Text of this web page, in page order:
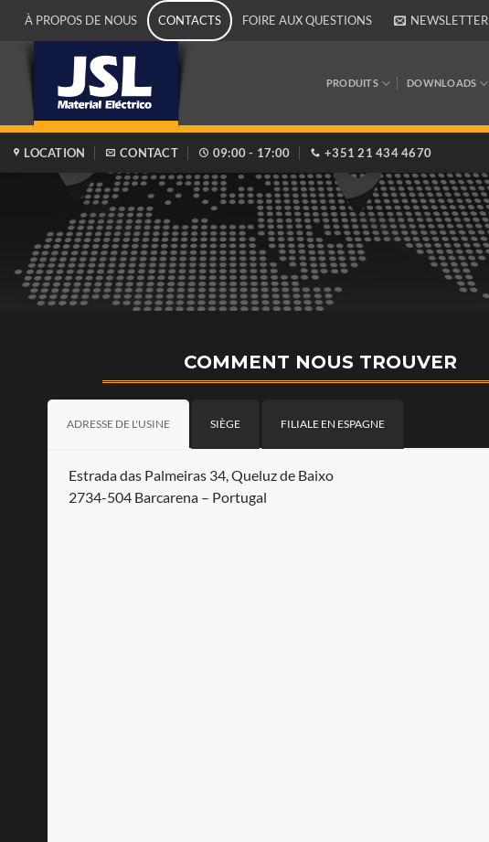
Passer
À PROPOS DE NOUS CONTACTS FOIRE AUX QUESTIONS NEWSLETTER
PRODUITS DOWNLOADS
LOCATION CONTACT 09:00 - 17:00 +351 21 434 4670
COMMENT NOUS TROUVER
ADRESSE DE L'USINE SIÈGE FILIALE EN ESPAGNE
Estrada das Palmeiras 34, Queluz de Baixo
2734-504 Barcarena – Portugal